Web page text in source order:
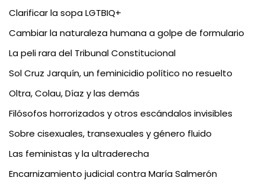
Clarificar la sopa LGTBIQ+
Cambiar la naturaleza humana a golpe de formulario
La peli rara del Tribunal Constitucional
Sol Cruz Jarquín, un feminicidio político no resuelto
Oltra, Colau, Díaz y las demás
Filósofos horrorizados y otros escándalos invisibles
Sobre cisexuales, transexuales y género fluido
Las feministas y la ultraderecha
Encarnizamiento judicial contra María Salmerón